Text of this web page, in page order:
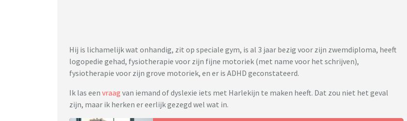
Hij is lichamelijk wat onhandig, zit op speciale gym, is al 3 jaar bezig voor zijn zwemdiploma, heeft
logopedie gehad, fysiotherapie voor zijn fijne motoriek (met name voor het schrijven),
fysiotherapie voor zijn grove motoriek, en er is ADHD geconstateerd.
Ik las een vraag van iemand of dyslexie iets met Harlekijn te maken heeft. Dat zou niet het geval
zijn, maar ik herken er eerlijk gezegd wel wat in.